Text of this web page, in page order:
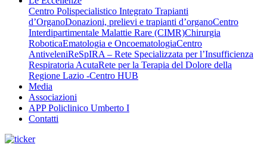
Centro Polispecialistico Integrato Trapianti
d’OrganoDonazioni, prelievi e trapianti d’organoCentro
Interdipartimentale Malattie Rare (CIMR)Chirurgia
RoboticaEmatologia e OncoematologiaCentro
AntiveleniReSpIRA – Rete Specializzata per l’Insufficienza
Respiratoria AcutaRete per la Terapia del Dolore della
Regione Lazio -Centro HUB
Media
Associazioni
APP Policlinico Umberto I
Contatti